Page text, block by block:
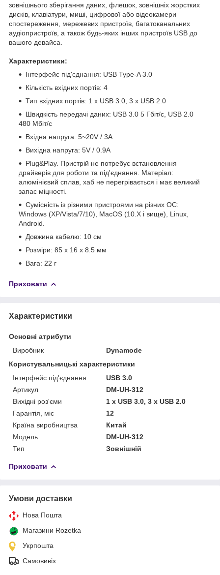
зовнішнього зберігання даних, флешок, зовнішніх жорстких
дисків, клавіатури, миші, цифрової або відеокамери
спостереження, мережевих пристроїв, багатоканальних
аудіопристроїв, а також будь-яких інших пристроїв USB до
вашого девайса.
Характеристики:
Інтерфейс під'єднання: USB Type-A 3.0
Кількість вхідних портів: 4
Тип вхідних портів: 1 x USB 3.0, 3 x USB 2.0
Швидкість передачі даних: USB 3.0 5 Гбіт/с, USB 2.0
480 Мбіт/с
Вхідна напруга: 5~20V / 3A
Вихідна напруга: 5V / 0.9A
Plug&Play. Пристрій не потребує встановлення
драйверів для роботи та під'єднання. Матеріал:
алюмінієвий сплав, хаб не перегрівається і має великий
запас міцності.
Сумісність із різними пристроями на різних ОС:
Windows (XP/Vista/7/10), MacOS (10.X і вище), Linux,
Android.
Довжина кабелю: 10 см
Розміри: 85 х 16 х 8.5 мм
Вага: 22 г
Приховати
Характеристики
Основні атрибути
Виробник
Dynamode
Користувальницькі характеристики
Інтерфейс під'єднання
USB 3.0
Артикул
DM-UH-312
Вихідні роз'єми
1 x USB 3.0, 3 x USB 2.0
Гарантія, міс
12
Країна виробництва
Китай
Мoдель
DM-UH-312
Тип
Зовнішній
Приховати
Умови доставки
Нова Пошта
Магазини Rozetka
Укрпошта
Самовивіз